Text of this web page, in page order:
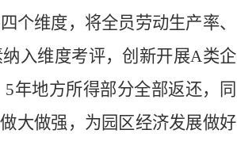
个维度，将全员劳动生产率、
入维度考评，创新开展A类企
5年地方所得部分全部返还，同
大做强，为园区经济发展做好